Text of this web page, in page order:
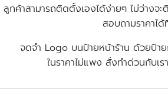
ลูกค้าสามารถติดตั้งเองได้ง่ายๆ ไม่ว่าง
สอบถามราคาได้
จดจำ Logo บนป้ายหน้าร้าน ด้วยป้า
ในราคาไม่แพง สั่งทำด่วนกับเ